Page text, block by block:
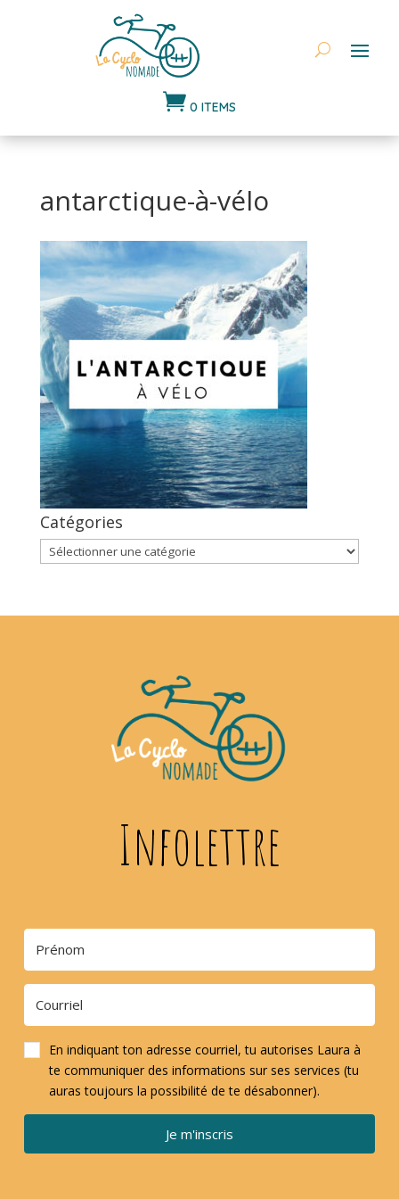
 0 ITEMS
antarctique-à-vélo
Catégories
Catégories
Infolettre
En indiquant ton adresse courriel, tu autorises Laura à
te communiquer des informations sur ses services (tu
auras toujours la possibilité de te désabonner).
Je m'inscris